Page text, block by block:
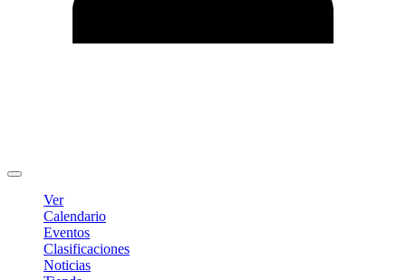
Ver
Calendario
Eventos
Clasificaciones
Noticias